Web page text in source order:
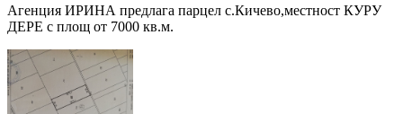
Агенция ИРИНА предлага парцел с.Кичево,местност КУРУ
ДЕРЕ с площ от 7000 кв.м.
От Варна 10 км., 13 мин. с кола.
Парцел е разположен до село Кичево, на 2 главния пътя ,
Кичево -Куманово. Ток и вода наблизо.